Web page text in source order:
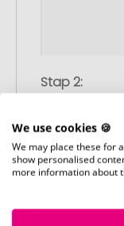
Stap 2:
Upload uw
bestelling
geen
We use cookies 🍪
We may place these for
show personalised
more information about